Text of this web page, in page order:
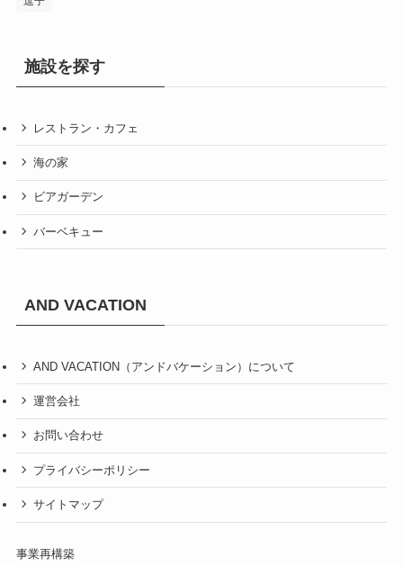
施設を探す
レストラン・カフェ
海の家
ビアガーデン
バーベキュー
AND VACATION
AND VACATION（アンドバケーション）について
運営会社
お問い合わせ
プライバシーポリシー
サイトマップ
事業再構築